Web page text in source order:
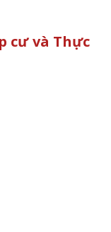
cư và Thực